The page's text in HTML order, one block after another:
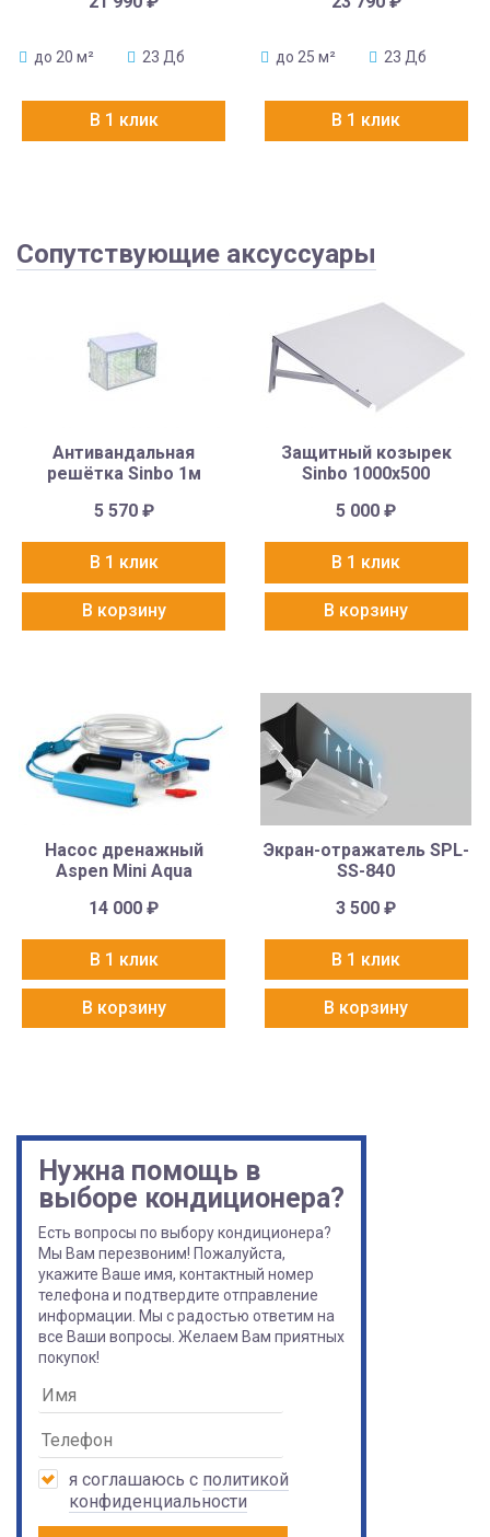
до 20 м² 23 Дб
В 1 клик
до 25 м² 23 Дб
В 1 клик
Сопутствующие аксуссуары
Антивандальная
решётка Sinbo 1м
5 570 ₽
В 1 клик
В корзину
Защитный козырек
Sinbo 1000х500
5 000₽
В 1 клик
В корзину
Насос дренажный
Aspen Mini Aqua
14 000₽
В 1 клик
В корзину
Экран-отражатель SPL-
SS-840
3 500₽
В 1 клик
В корзину
Нужна помощь в
выборе кондиционера?
Есть вопросы по выбору кондиционера?
Мы Вам перезвоним! Пожалуйста,
укажите Ваше имя, контактный номер
телефона и подтвердите отправление
информации. Мы с радостью ответим на
все Ваши вопросы. Желаем Вам приятных
покупок!
я соглашаюсь с политикой
конфиденциальности